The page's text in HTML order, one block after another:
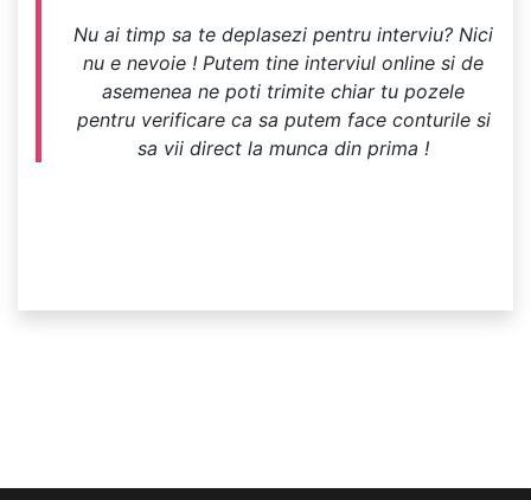
Nu ai timp sa te deplasezi pentru interviu? Nici
nu e nevoie ! Putem tine interviul online si de
asemenea ne poti trimite chiar tu pozele
pentru verificare ca sa putem face conturile si
sa vii direct la munca din prima !